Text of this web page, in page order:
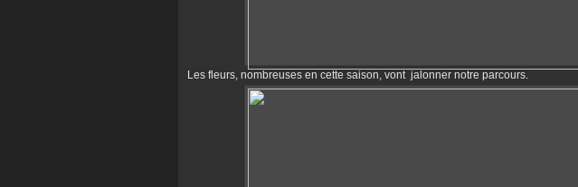
Les fleurs, nombreuses en cette saison, vont jalonner notre parcours.